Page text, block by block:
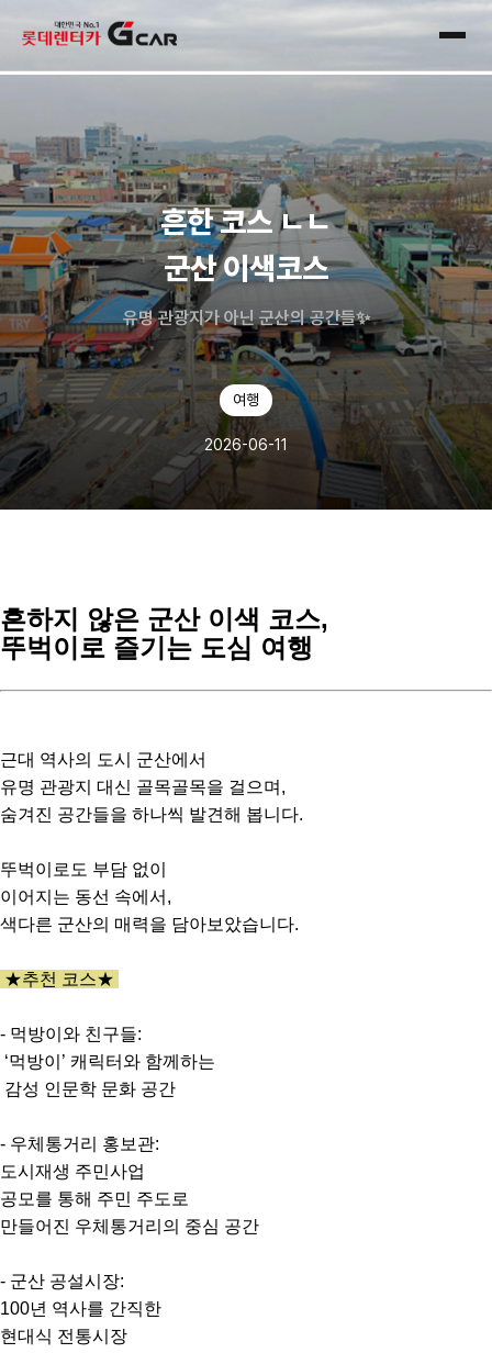
전체
흔한 코스 ㄴㄴ
군산 이색코스
유명 관광지가 아닌 군산의 공간들✨
여행
2026-06-11
흔하지 않은 군산 이색 코스,
뚜벅이로 즐기는 도심 여행
근대 역사의 도시 군산에서
유명 관광지 대신 골목골목을 걸으며,
숨겨진 공간들을 하나씩 발견해 봅니다.
뚜벅이로도 부담 없이
이어지는 동선 속에서,
색다른 군산의 매력을 담아보았습니다.
★추천 코스★
- 먹방이와 친구들:
‘먹방이’ 캐릭터와 함께하는
감성 인문학 문화 공간
- 우체통거리 홍보관:
도시재생 주민사업
공모를 통해 주민 주도로
만들어진 우체통거리의 중심 공간
- 군산 공설시장:
100년 역사를 간직한
현대식 전통시장